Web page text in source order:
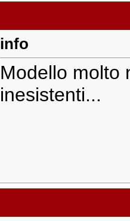
info
Modello molto
inesistenti...